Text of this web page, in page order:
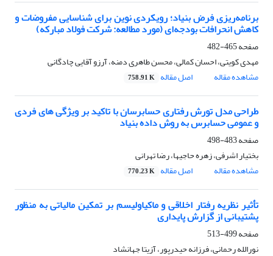
برنامه‌ریزی فرض بنیاد؛ رویکردی نوین برای شناسایی مفروضات و
کاهش انحرافات بودجه‌ای (مورد مطالعه: شرکت فولاد مبارکه)
صفحه465-482
مهدی کویتی، احسان کمالی، محسن طاهری دمنه، آرزو آقایی چادگانی
مشاهده مقاله
اصل مقاله 758.91 K
طراحی مدل تورش رفتاری حسابرسان با تاکید بر ویژگی های فردی
و عمومی حسابرس به روش داده بنیاد
صفحه483-498
بختیار اشرفی، زهره حاجیها، رضا تهرانی
مشاهده مقاله
اصل مقاله 770.23 K
تأثیر نظریه رفتار اخلاقی و ماکیاولیسم بر تمکین مالیاتی به منظور
پشتیبانی از گزارش پایداری
صفحه499-513
نورالله رحمانی، فرزانه حیدرپور، آزیتا جهانشاد